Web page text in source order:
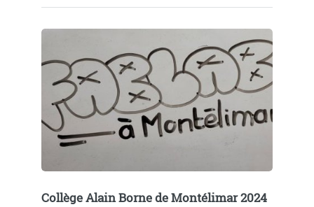
Collège Alain Borne de Montélimar 2024